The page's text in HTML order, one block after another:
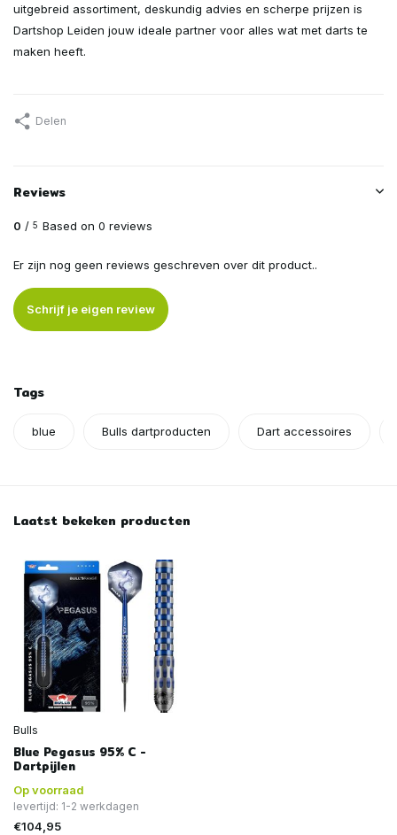
uitgebreid assortiment, deskundig advies en scherpe prijzen is
Dartshop Leiden jouw ideale partner voor alles wat met darts te
maken heeft.
Delen
Reviews
0 / 5 Based on 0 reviews
Er zijn nog geen reviews geschreven over dit product..
Schrijf je eigen review
Tags
blue Bulls dartproducten Dart accessoires
Laatst bekeken producten
Bulls
Blue Pegasus 95% C -
Dartpijlen
Op voorraad
levertijd: 1-2 werkdagen
€104,95